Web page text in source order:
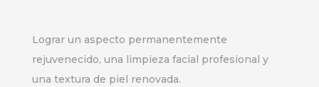
Lograr un aspecto permanentemente
rejuvenecido, una limpieza facial profesional y
una textura de piel renovada.